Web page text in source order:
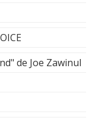
de Joe Zawinul